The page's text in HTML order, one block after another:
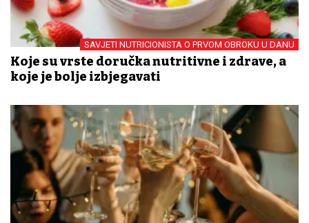
SAVJETI NUTRICIONISTA O PRVOM OBROKU U DANU
Koje su vrste doručka nutritivne i zdrave, a
koje je bolje izbjegavati